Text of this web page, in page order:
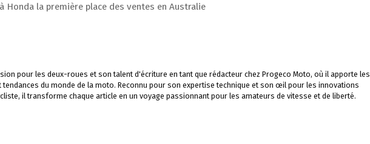
Honda la première place des ventes en Australie
pour les deux-roues et son talent d'écriture en tant que rédacteur chez Progeco Moto, où il apporte les
du monde de la moto. Reconnu pour son expertise technique et son œil pour les innovations
il transforme chaque article en un voyage passionnant pour les amateurs de vitesse et de liberté.